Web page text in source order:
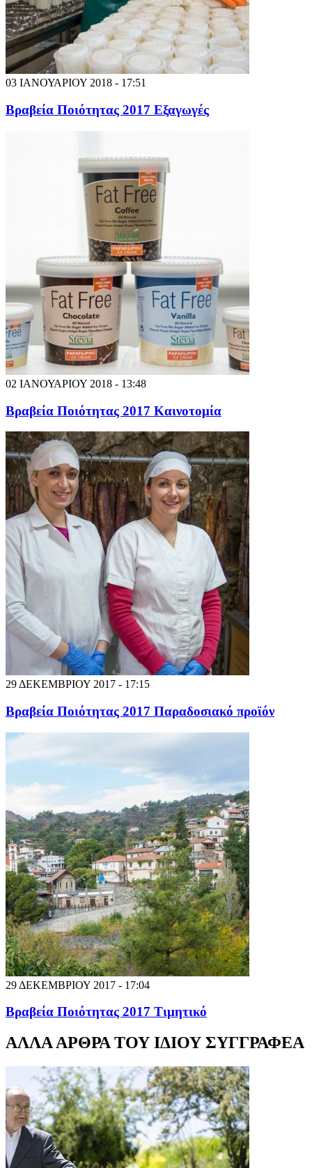
03 ΙΑΝΟΥΑΡΙΟΥ 2018 - 17:51
Βραβεία Ποιότητας 2017 Εξαγωγές
02 ΙΑΝΟΥΑΡΙΟΥ 2018 - 13:48
Βραβεία Ποιότητας 2017 Καινοτομία
29 ΔΕΚΕΜΒΡΙΟΥ 2017 - 17:15
Βραβεία Ποιότητας 2017 Παραδοσιακό προϊόν
29 ΔΕΚΕΜΒΡΙΟΥ 2017 - 17:04
Βραβεία Ποιότητας 2017 Τιμητικό
ΑΛΛΑ ΑΡΘΡΑ ΤΟΥ ΙΔΙΟΥ ΣΥΓΓΡΑΦΕΑ